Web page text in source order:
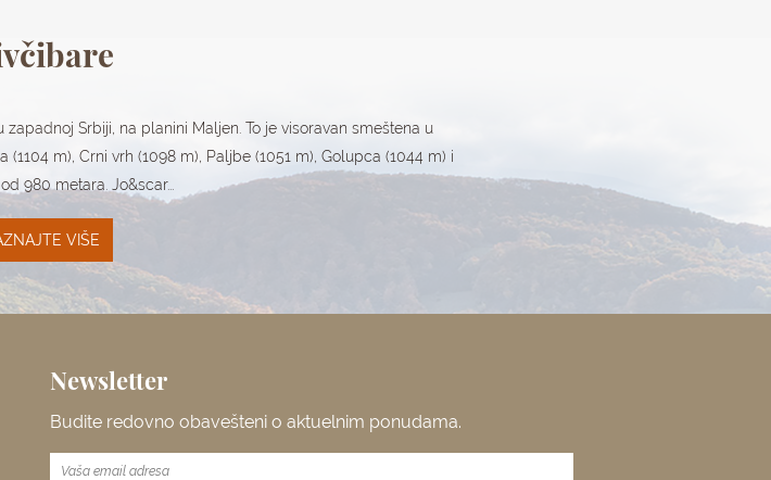
Srbiji, na planini Maljen. To je visoravan smeštena u
m), Crni vrh (1098 m), Paljbe (1051 m), Golupca (1044 m) i
980 metara. Jo&scar...
VIŠE
Newsletter
Budite redovno obavešteni o aktuelnim ponudama.